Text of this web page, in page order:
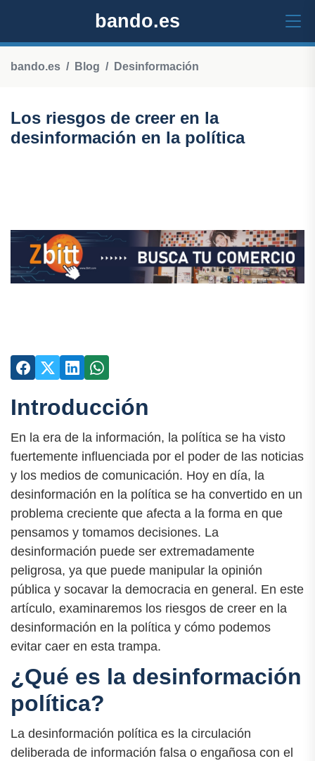
bando.es
bando.es Blog Desinformación
Los riesgos de creer en la
desinformación en la política
Introducción
En la era de la información, la política se ha visto
fuertemente influenciada por el poder de las noticias
y los medios de comunicación. Hoy en día, la
desinformación en la política se ha convertido en un
problema creciente que afecta a la forma en que
pensamos y tomamos decisiones. La
desinformación puede ser extremadamente
peligrosa, ya que puede manipular la opinión
pública y socavar la democracia en general. En este
artículo, examinaremos los riesgos de creer en la
desinformación en la política y cómo podemos
evitar caer en esta trampa.
¿Qué es la desinformación
política?
La desinformación política es la circulación
deliberada de información falsa o engañosa con el